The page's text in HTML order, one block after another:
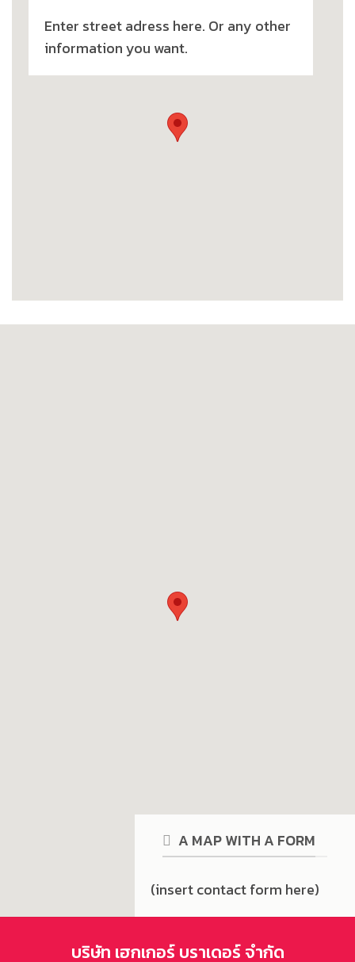
Enter street adress here. Or any other
information you want.
A MAP WITH A FORM
(insert contact form here)
บริษัท เฮกเกอร์ บราเดอร์ จำกัด